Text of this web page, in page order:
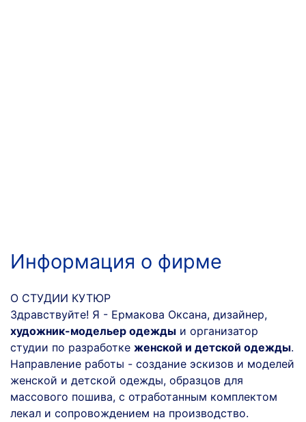
Информация о фирме
О СТУДИИ КУТЮР
Здравствуйте! Я - Ермакова Оксана, дизайнер,
художник-модельер одежды и организатор
студии по разработке женской и детской одежды.
Направление работы - создание эскизов и моделей
женской и детской одежды, образцов для
массового пошива, с отработанным комплектом
лекал и сопровождением на производство.